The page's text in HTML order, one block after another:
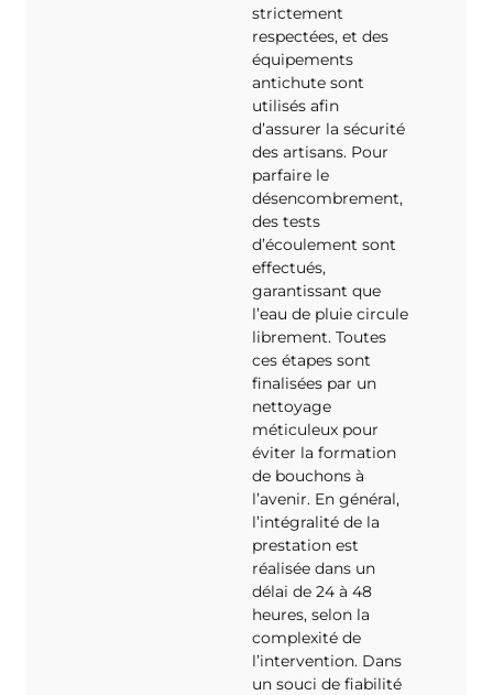
strictement
respectées, et des
équipements
antichute sont
utilisés afin
d’assurer la sécurité
des artisans. Pour
parfaire le
désencombrement,
des tests
d’écoulement sont
effectués,
garantissant que
l’eau de pluie circule
librement. Toutes
ces étapes sont
finalisées par un
nettoyage
méticuleux pour
éviter la formation
de bouchons à
l’avenir. En général,
l’intégralité de la
prestation est
réalisée dans un
délai de 24 à 48
heures, selon la
complexité de
l’intervention. Dans
un souci de fiabilité